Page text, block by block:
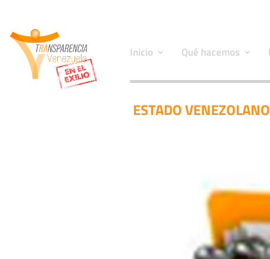
Inicio Qué hacemos
ESTADO